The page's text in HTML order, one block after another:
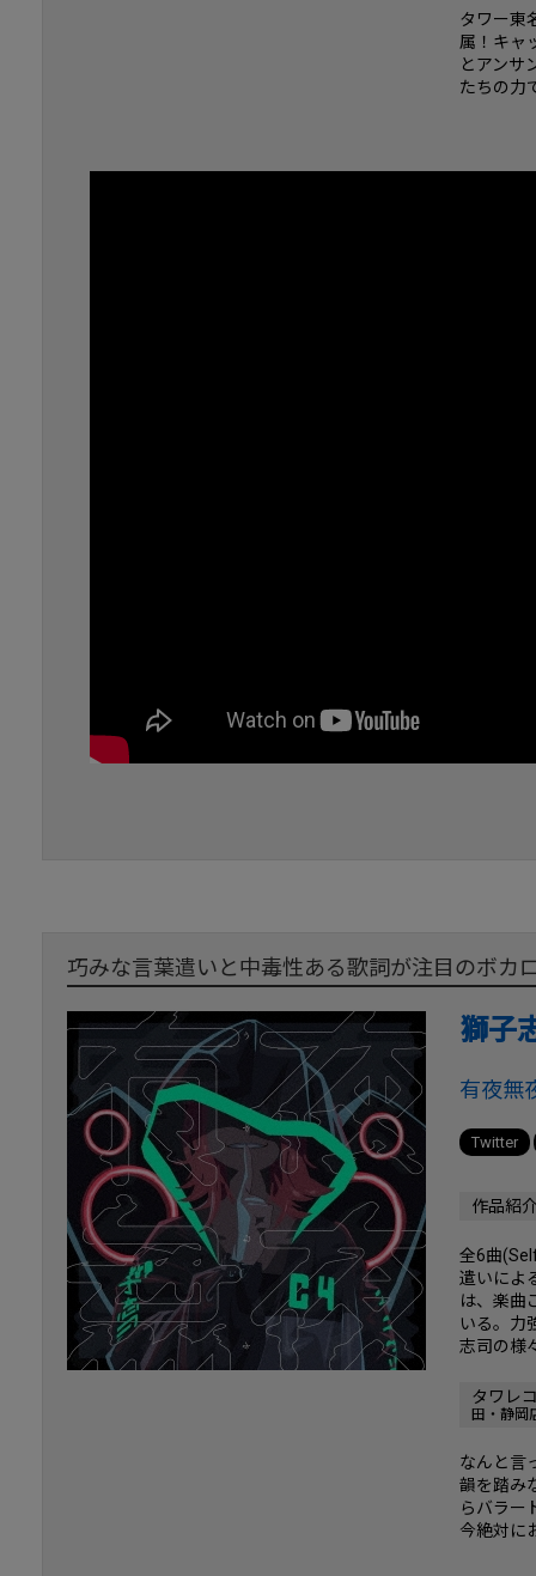
タワー東
属！キャ
とアンサ
たちの力
巧みな言葉遣いと中毒性ある歌詞が注目のボカ
獅子
有夜無
Twitter
作品紹
全6曲
遣いによ
は、楽曲
いる。力
志司の様
タワレ
田・静岡
なんと言
韻を踏み
らバラー
今絶対に